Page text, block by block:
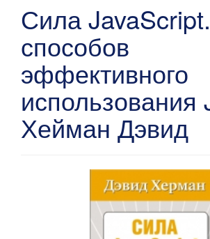
Сила
способов
эффективного
использования
Хейман Дэвид